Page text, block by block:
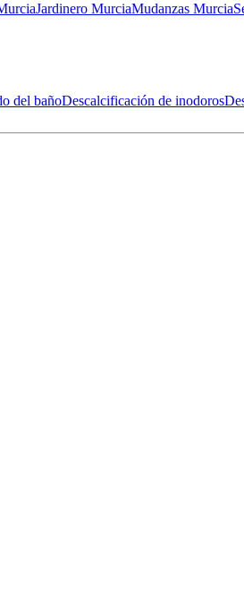
Jardinero MurciaMudanzas Murcia
del bañoDescalcificación de inodoros